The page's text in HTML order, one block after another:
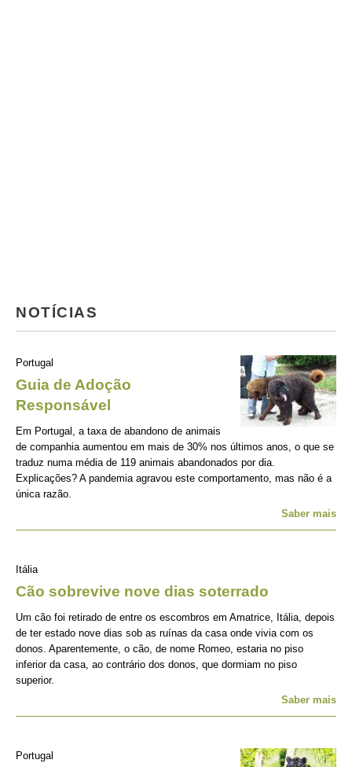
NOTÍCIAS
Portugal
Guia de Adoção
Responsável
Em Portugal, a taxa de abandono de animais
de companhia aumentou em mais de 30% nos últimos anos, o que se
traduz numa média de 119 animais abandonados por dia.
Explicações? A pandemia agravou este comportamento, mas não é a
única razão.
Saber mais
Itália
Cão sobrevive nove dias soterrado
Um cão foi retirado de entre os escombros em Amatrice, Itália, depois
de ter estado nove dias sob as ruínas da casa onde vivia com os
donos. Aparentemente, o cão, de nome Romeo, estaria no piso
inferior da casa, ao contrário dos donos, que dormiam no piso
superior.
Saber mais
Portugal